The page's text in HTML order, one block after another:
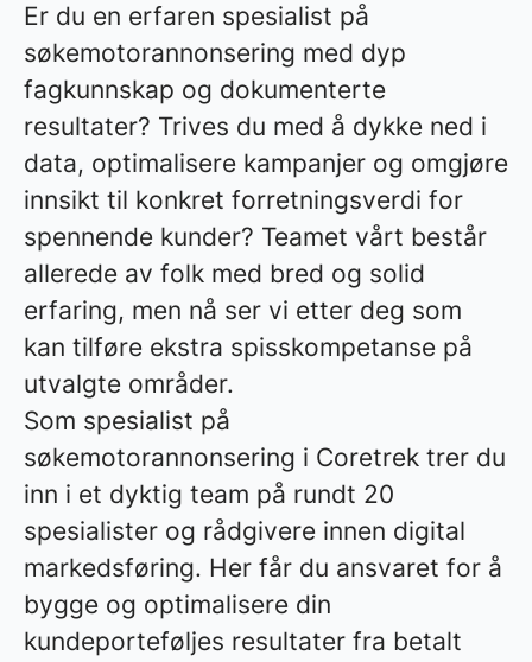
Er du en erfaren spesialist på
søkemotorannonsering med dyp
fagkunnskap og dokumenterte
resultater? Trives du med å dykke ned i
data, optimalisere kampanjer og omgjøre
innsikt til konkret forretningsverdi for
spennende kunder? Teamet vårt består
allerede av folk med bred og solid
erfaring, men nå ser vi etter deg som
kan tilføre ekstra spisskompetanse på
utvalgte områder.
Som spesialist på
søkemotorannonsering i Coretrek trer du
inn i et dyktig team på rundt 20
spesialister og rådgivere innen digital
markedsføring. Her får du ansvaret for å
bygge og optimalisere din
kundeporteføljes resultater fra betalt